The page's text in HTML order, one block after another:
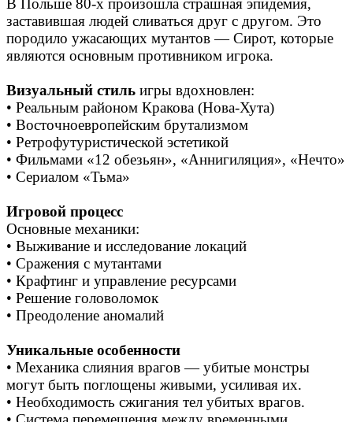
В Польше 80-х произошла страшная эпидемия,
заставившая людей сливаться друг с другом. Это
породило ужасающих мутантов — Сирот, которые
являются основным противником игрока.
Визуальный стиль игры вдохновлен:
• Реальным районом Кракова (Нова-Хута)
• Восточноевропейским брутализмом
• Ретрофутуристической эстетикой
• Фильмами «12 обезьян», «Аннигиляция», «Нечто»
• Сериалом «Тьма»
Игровой процесс
Основные механики:
• Выживание и исследование локаций
• Сражения с мутантами
• Крафтинг и управление ресурсами
• Решение головоломок
• Преодоление аномалий
Уникальные особенности
• Механика слияния врагов — убитые монстры
могут быть поглощены живыми, усиливая их.
• Необходимость сжигания тел убитых врагов.